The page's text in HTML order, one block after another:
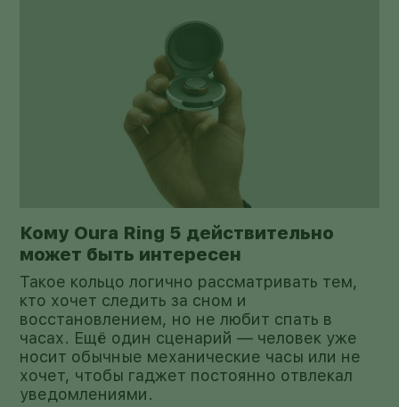
Кому Oura Ring 5 действительно
может быть интересен
Такое кольцо логично рассматривать тем,
кто хочет следить за сном и
восстановлением, но не любит спать в
часах. Ещё один сценарий — человек уже
носит обычные механические часы или не
хочет, чтобы гаджет постоянно отвлекал
уведомлениями.